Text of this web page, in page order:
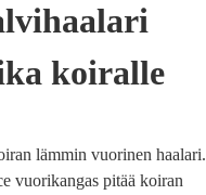
koiralle
lämmin vuorinen haalari.
vuorikangas pitää koiran